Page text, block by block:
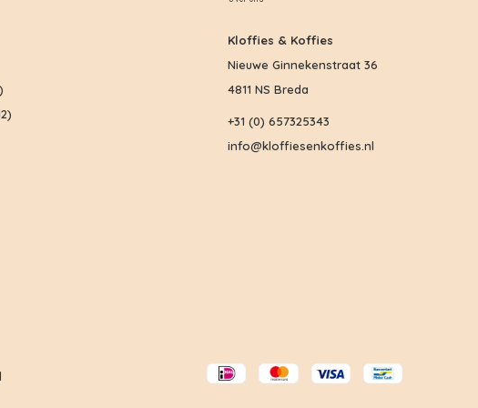
Kloffies & Koffies
Nieuwe Ginnekenstraat 36
4811 NS Breda
+31 (0) 657325343
info@kloffiesenkoffies.nl